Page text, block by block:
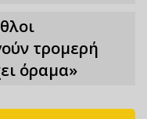
τρομερή
όραμα»